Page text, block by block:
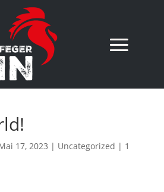
17, 2023 | Uncategorized | 1